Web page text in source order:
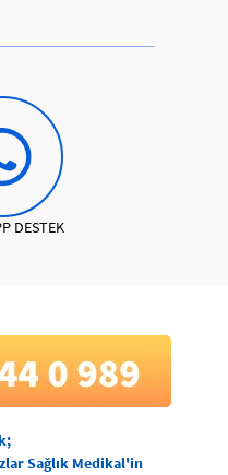
DESTEK
Sağlık Medikal'in